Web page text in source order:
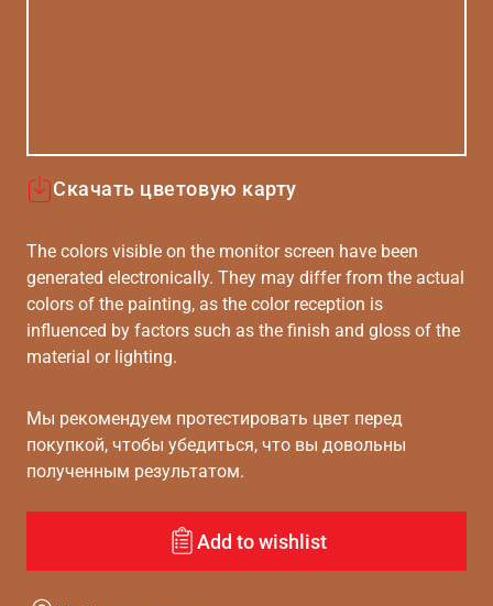
Скачать цветовую карту
The colors visible on the monitor screen have been
generated electronically. They may differ from the actual
colors of the painting, as the color reception is
influenced by factors such as the finish and gloss of the
material or lighting.
Мы рекомендуем протестировать цвет перед
покупкой, чтобы убедиться, что вы довольны
полученным результатом.
Add to wishlist